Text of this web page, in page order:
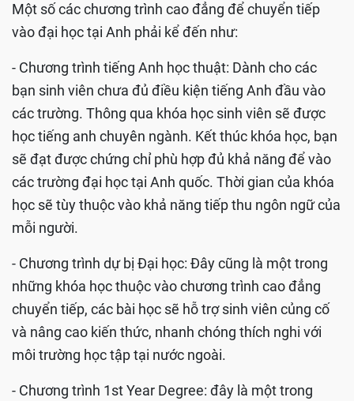
Một số các chương trình cao đẳng để chuyển tiếp
vào đại học tại Anh phải kể đến như:
- Chương trình tiếng Anh học thuật: Dành cho các
bạn sinh viên chưa đủ điều kiện tiếng Anh đầu vào
các trường. Thông qua khóa học sinh viên sẽ được
học tiếng anh chuyên ngành. Kết thúc khóa học, bạn
sẽ đạt được chứng chỉ phù hợp đủ khả năng để vào
các trường đại học tại Anh quốc. Thời gian của khóa
học sẽ tùy thuộc vào khả năng tiếp thu ngôn ngữ của
mỗi người.
- Chương trình dự bị Đại học: Đây cũng là một trong
những khóa học thuộc vào chương trình cao đẳng
chuyển tiếp, các bài học sẽ hỗ trợ sinh viên củng cố
và nâng cao kiến thức, nhanh chóng thích nghi với
môi trường học tập tại nước ngoài.
- Chương trình 1st Year Degree: đây là một trong